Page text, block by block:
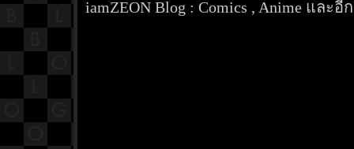
iamZEON Blog : Comics , Anime และอี